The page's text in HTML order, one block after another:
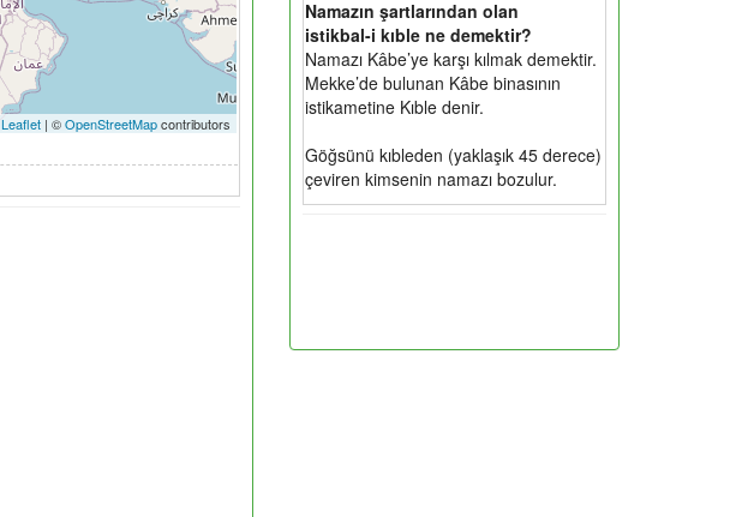
Leaflet | ©OpenStreetMapcontributors
Namazın şartlarından olan
istikbal-i kıble ne demektir?
Namazı Kâbe’ye karşı kılmak demektir.
Mekke’de bulunan Kâbe binasının
istikametine Kıble denir.
Göğsünü kıbleden (yaklaşık 45 derece)
çeviren kimsenin namazı bozulur.